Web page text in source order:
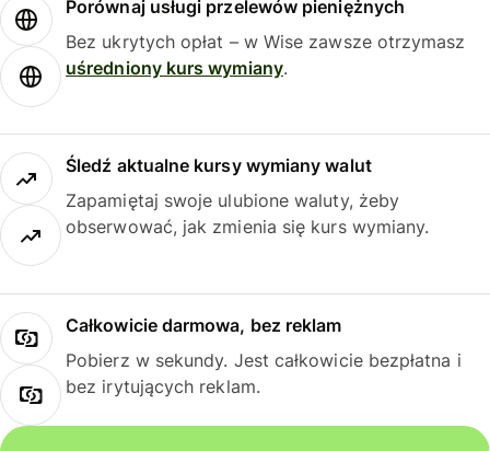
Porównaj usługi przelewów pieniężnych
Bez ukrytych opłat – w Wise zawsze otrzymasz
uśredniony kurs wymiany.
Śledź aktualne kursy wymiany walut
Zapamiętaj swoje ulubione waluty, żeby
obserwować, jak zmienia się kurs wymiany.
Całkowicie darmowa, bez reklam
Pobierz w sekundy. Jest całkowicie bezpłatna i
bez irytujących reklam.